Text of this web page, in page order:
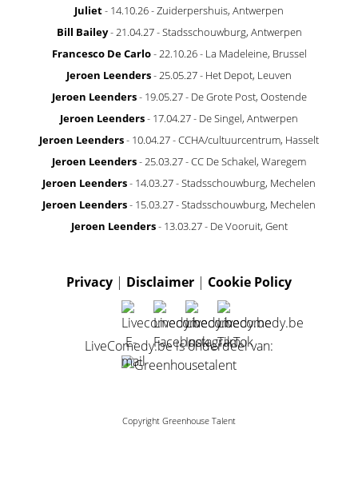
Juliet- 14.10.26 - Zuiderpershuis, Antwerpen
Bill Bailey- 21.04.27 - Stadsschouwburg, Antwerpen
Francesco De Carlo- 22.10.26 - La Madeleine, Brussel
Jeroen Leenders- 25.05.27 - Het Depot, Leuven
Jeroen Leenders- 19.05.27 - De Grote Post, Oostende
Jeroen Leenders- 17.04.27 - De Singel, Antwerpen
Jeroen Leenders- 10.04.27 - CCHA/cultuurcentrum, Hasselt
Jeroen Leenders- 25.03.27 - CC De Schakel, Waregem
Jeroen Leenders- 14.03.27 - Stadsschouwburg, Mechelen
Jeroen Leenders- 15.03.27 - Stadsschouwburg, Mechelen
Jeroen Leenders- 13.03.27 - De Vooruit, Gent
Privacy | Disclaimer | Cookie Policy
LiveComedy.be is onderdeel van:
Copyright Greenhouse Talent